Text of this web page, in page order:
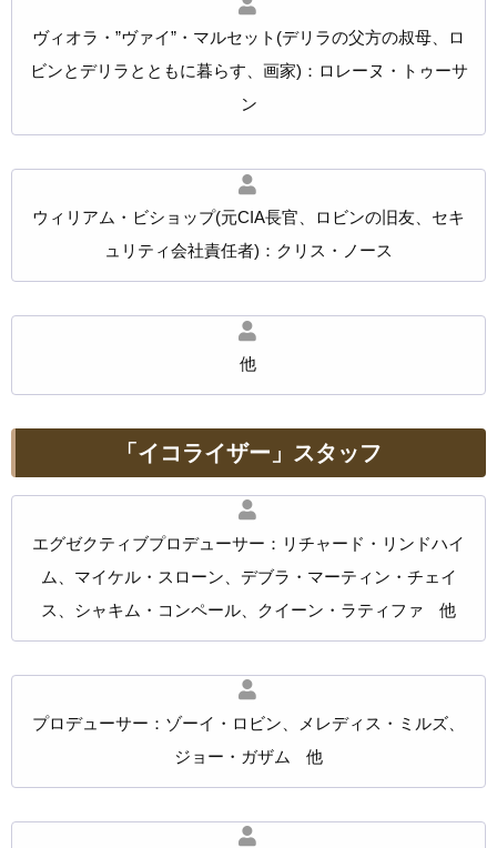
ヴィオラ・”ヴァイ”・マルセット(デリラの父方の叔母、ロ
ビンとデリラとともに暮らす、画家)：ロレーヌ・トゥーサ
ン
ウィリアム・ビショップ(元CIA長官、ロビンの旧友、セキ
ュリティ会社責任者)：クリス・ノース
他
「イコライザー」スタッフ
エグゼクティブプロデューサー：リチャード・リンドハイ
ム、マイケル・スローン、デブラ・マーティン・チェイ
ス、シャキム・コンペール、クイーン・ラティファ 他
プロデューサー：ゾーイ・ロビン、メレディス・ミルズ、
ジョー・ガザム 他